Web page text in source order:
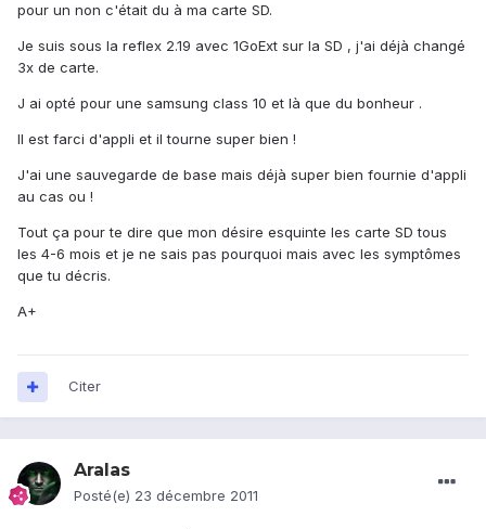
pour un non c'était du à ma carte SD.
Je suis sous la reflex 2.19 avec 1GoExt sur la SD , j'ai déjà changé
3x de carte.
J ai opté pour une samsung class 10 et là que du bonheur .
Il est farci d'appli et il tourne super bien !
J'ai une sauvegarde de base mais déjà super bien fournie d'appli
au cas ou !
Tout ça pour te dire que mon désire esquinte les carte SD tous
les 4-6 mois et je ne sais pas pourquoi mais avec les symptômes
que tu décris.
A+
Citer
Aralas
Posté(e) 23 décembre 2011